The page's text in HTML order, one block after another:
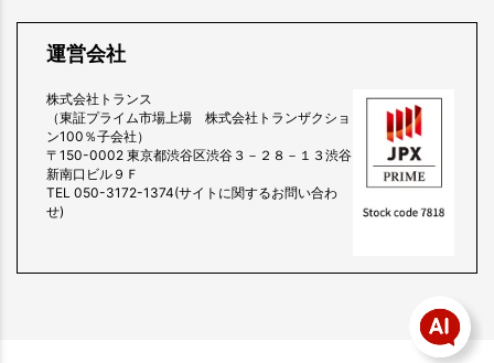
運営会社
株式会社トランス
（東証プライム市場上場 株式会社トランザクショ
ン100％子会社）
〒150-0002 東京都渋谷区渋谷３－２８－１３渋谷
新南口ビル９Ｆ
TEL 050-3172-1374(サイトに関するお問い合わ
せ)